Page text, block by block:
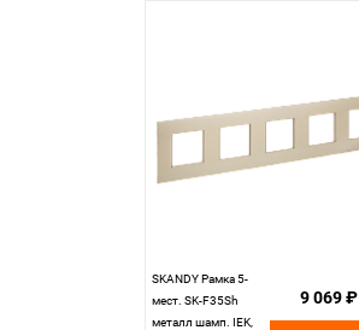
SKANDY Рамка 5-
мест. SK-F35Sh
металл шамп. IEK,
9 069 ₽